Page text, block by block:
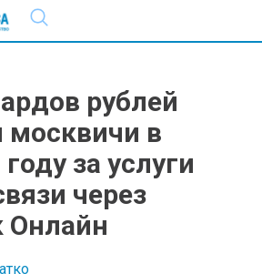
рублей
москвичи в
за услуги
через
Онлайн